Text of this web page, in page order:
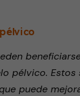
pélvico.
puede